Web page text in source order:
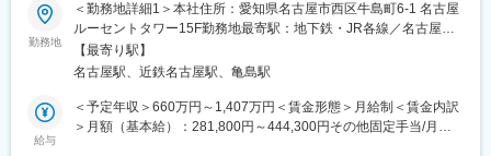
■募集背景
トヨタ自動車の金融統括会社である当社。トヨタ自動車が自動車
を製造・販売する先では、トヨタの販売店でお客様が自動車を購
入しやすいようトヨタファイナンスがローンやリースといった金
融サービスを開発し提供しており、それらを当社が統括していま
す。
勤務地
＜勤務地詳細1＞本社住所：愛知県名古屋市西区牛島町6-1 名古屋
ルーセントタワー15F勤務地最寄駅：地下鉄・JR各線／名古屋駅
受動喫煙対策：敷地内喫煙可能場所あり＜勤務地詳細2＞駐在先／
海外住所：アメリカ（プレーノ）、カナダ（トロント）、イギリ
策：屋内全面禁煙変更の範囲：会社の定める事業所（リモートワ
ーク含む）
【最寄り駅】
名古屋駅、近鉄名古屋駅、亀島駅
給与
＜予定年収＞660万円～1,407万円＜賃金形態＞月給制＜賃金内訳
＞月額（基本給）：281,800円～444,300円その他固定手当/月：